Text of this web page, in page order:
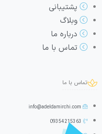
پشتیبانی
وبلاگ
درباره ما
تماس با ما
تماس با ما
info@adeldamirchi.com
09354215363